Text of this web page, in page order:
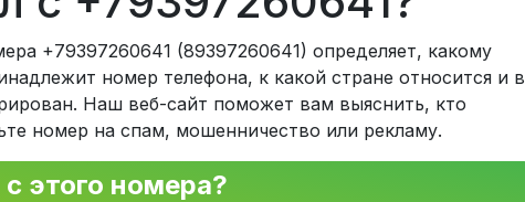
+79397260641 (89397260641) определяет, какому
номер телефона, к какой стране относится и в
Наш веб-сайт поможет вам выяснить, кто
номер на спам, мошенничество или рекламу.
этого номера?